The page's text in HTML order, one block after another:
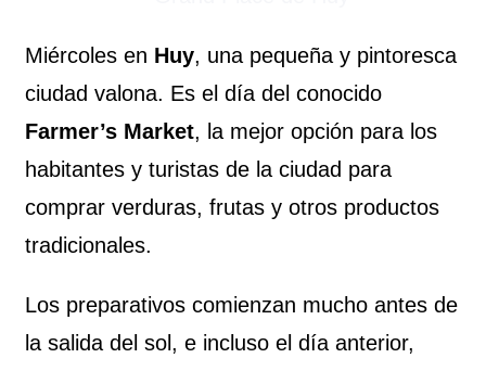
Miércoles en Huy, una pequeña y pintoresca
ciudad valona. Es el día del conocido
Farmer’s Market, la mejor opción para los
habitantes y turistas de la ciudad para
comprar verduras, frutas y otros productos
tradicionales.
Los preparativos comienzan mucho antes de
la salida del sol, e incluso el día anterior,